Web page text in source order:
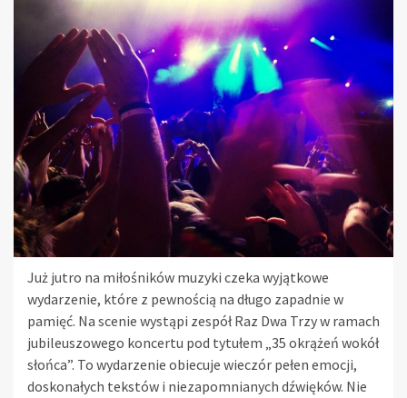
Już jutro na miłośników muzyki czeka wyjątkowe
wydarzenie, które z pewnością na długo zapadnie w
pamięć. Na scenie wystąpi zespół Raz Dwa Trzy w ramach
jubileuszowego koncertu pod tytułem „35 okrążeń wokół
słońca”. To wydarzenie obiecuje wieczór pełen emocji,
doskonałych tekstów i niezapomnianych dźwięków. Nie